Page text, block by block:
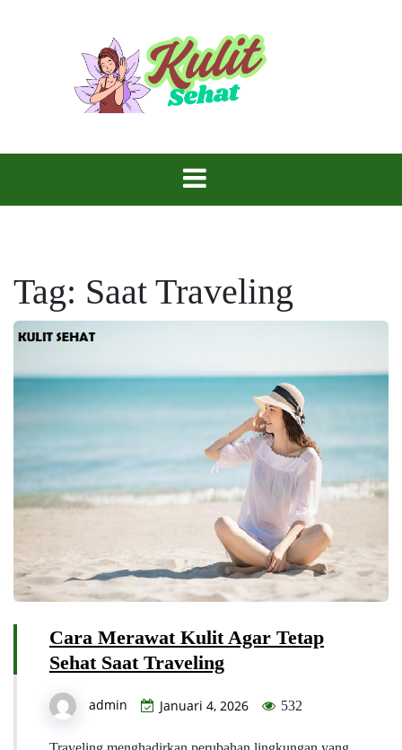
Kulit Sehat
Tag: Saat Traveling
Cara Merawat Kulit Agar Tetap
Sehat Saat Traveling
admin Januari 4, 2026 532